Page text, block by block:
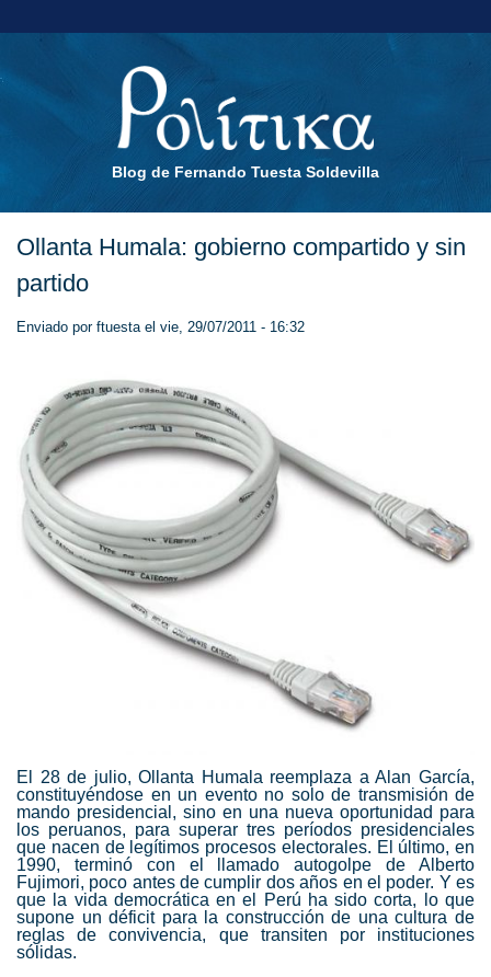
Blog de Fernando Tuesta Soldevilla
Ollanta Humala: gobierno compartido y sin
partido
Enviado por ftuestael vie, 29/07/2011 - 16:32
El 28 de julio, Ollanta Humala reemplaza a Alan García,
constituyéndose en un evento no solo de transmisión de
mando presidencial, sino en una nueva oportunidad para
los peruanos, para superar tres períodos presidenciales
que nacen de legítimos procesos electorales. El último, en
1990, terminó con el llamado autogolpe de Alberto
Fujimori, poco antes de cumplir dos años en el poder. Y es
que la vida democrática en el Perú ha sido corta, lo que
supone un déficit para la construcción de una cultura de
reglas de convivencia, que transiten por instituciones
sólidas.